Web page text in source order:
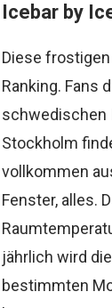
Icebar by
Diese
Ranking. Fans
schwedischen
Stockholm
vollkommen
Fenster, alles.
jährlich wird
bestimmten